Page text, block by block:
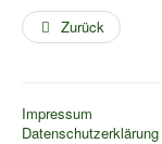
Kooperation
Naturschutz
Wildschützhütte
Zurück
Impressum
Datenschutzerklärung